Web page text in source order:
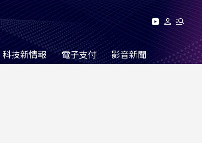
科技新情報 電子支付 影音新聞